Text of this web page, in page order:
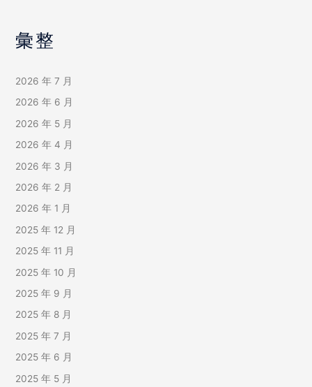
彙整
2026 年 7 月
2026 年 6 月
2026 年 5 月
2026 年 4 月
2026 年 3 月
2026 年 2 月
2026 年 1 月
2025 年 12 月
2025 年 11 月
2025 年 10 月
2025 年 9 月
2025 年 8 月
2025 年 7 月
2025 年 6 月
2025 年 5 月